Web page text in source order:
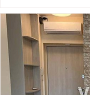
счетчик на отопление.
Квартира полностью
техникой.Заходи и
охраной,
и скверами с
детскими и спортивными
у.е. Анна 0974319290